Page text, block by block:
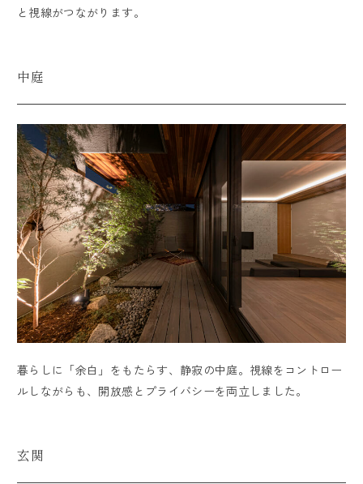
と視線がつながります。
中庭
暮らしに「余白」をもたらす、静寂の中庭。視線をコントロー
ルしながらも、開放感とプライバシーを両立しました。
玄関